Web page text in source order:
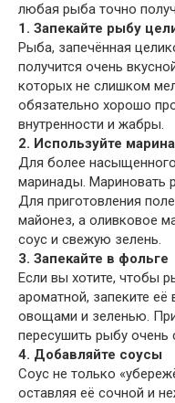
любая рыба точно
1. Запекайте рыбу
Рыба, запечённая
получится очень
которых не слишком
обязательно хорошо
внутренности и жабры.
2. Используйте
Для более насыщенного
маринады. Мариновать
Для приготовления
майонез, а оливковое
соус и свежую зелень.
3. Запекайте в фольге
Если вы хотите, чтобы
ароматной, запеките
овощами и зеленью.
пересушить рыбу очень
4. Добавляйте соусы
Соус не только
оставляя её сочной и